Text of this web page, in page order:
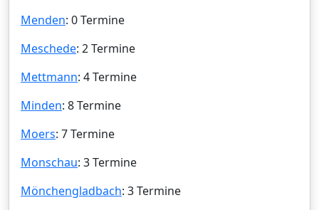
Menden: 0 Termine
Meschede: 2 Termine
Mettmann: 4 Termine
Minden: 8 Termine
Moers: 7 Termine
Monschau: 3 Termine
Mönchengladbach: 3 Termine